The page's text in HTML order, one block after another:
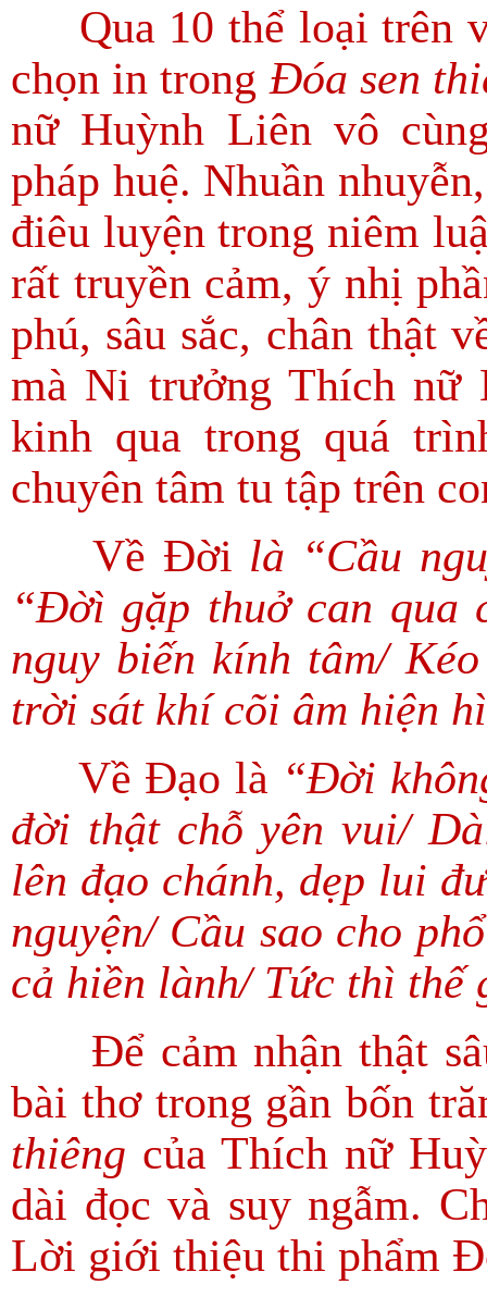
Qua 10 thể loại trên
chọn in trong Đóa sen
nữ Huỳnh Liên vô
pháp huệ. Nhuần
điêu luyện trong niêm
rất truyền cảm, ý nhị
phú, sâu sắc, chân thật
mà Ni trưởng Thích nữ
kinh qua trong quá
chuyên tâm tu tập trên
Về Đời là “Cầu
“Đờì gặp thuở can qua
nguy biến kính tâm/
trời sát khí cõi âm hiện
Về Đạo là “Đời
đời thật chỗ yên vui/
lên đạo chánh, dẹp lui
nguyện/ Cầu sao cho
cả hiền lành/ Tức thì
Để cảm nhận thật
bài thơ trong gần bốn
thiêng của Thích nữ
dài đọc và suy ngẫm.
Lời giới thiệu thi phẩm